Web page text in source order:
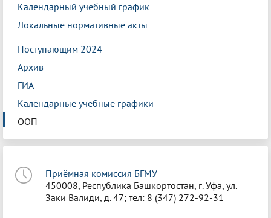
Календарный учебный график
Локальные нормативные акты
Поступающим 2024
Архив
ГИА
Календарные учебные графики
ООП
Приёмная комиссия БГМУ
450008, Республика Башкортостан, г. Уфа, ул.
Заки Валиди, д. 47; тел: 8 (347) 272-92-31